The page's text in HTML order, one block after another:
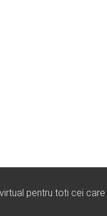
pentru toti cei